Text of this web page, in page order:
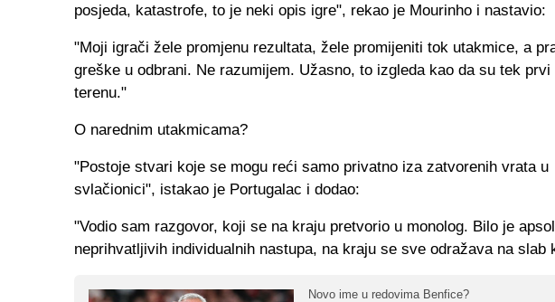
posjeda, katastrofe, to je neki opis igre", rekao je Mourinho i nastavio:
"Moji igrači žele promjenu rezultata, žele promijeniti tok utakmice, a
greške u odbrani. Ne razumijem. Užasno, to izgleda kao da su tek prvi
terenu."
O narednim utakmicama?
"Postoje stvari koje se mogu reći samo privatno iza zatvorenih vrata u
svlačionici", istakao je Portugalac i dodao:
"Vodio sam razgovor, koji se na kraju pretvorio u monolog. Bilo je
neprihvatljivih individualnih nastupa, na kraju se sve odražava na slab
Novo ime u redovima Benfice?